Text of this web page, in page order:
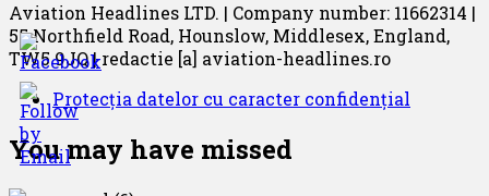
Aviation Headlines LTD. | Company number: 11662314 |
55 Northfield Road, Hounslow, Middlesex, England,
TW5 9JQ | redactie [a] aviation-headlines.ro
Protecția datelor cu caracter confidențial
You may have missed